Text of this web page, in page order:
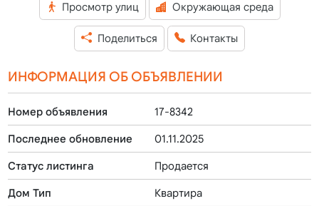
Просмотр улиц Окружающая среда
Поделиться Контакты
ИНФОРМАЦИЯ ОБ ОБЪЯВЛЕНИИ
Номер объявления 17-8342
Последнее обновление 01.11.2025
Статус листинга Продается
Дом Тип Квартира